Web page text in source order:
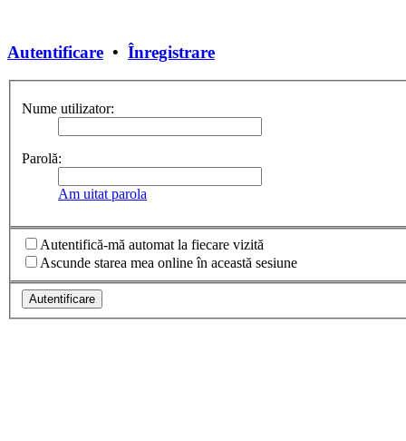
Autentificare • Înregistrare
Nume utilizator:
Parolă:
Am uitat parola
Autentifică-mă automat la fiecare vizită
Ascunde starea mea online în această sesiune